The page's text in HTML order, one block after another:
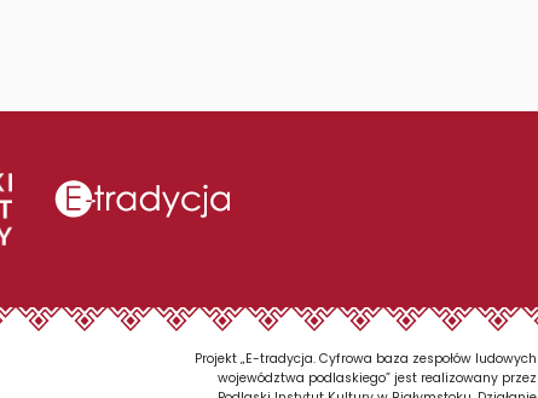
Projekt „E-tradycja. Cyfrowa baza zespołów ludowych
województwa podlaskiego” jest realizowany przez